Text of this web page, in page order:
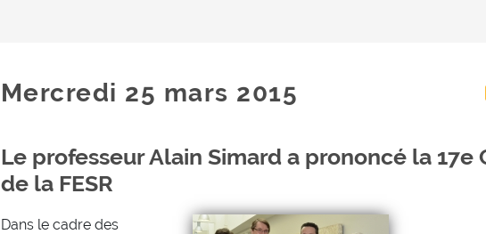
Mercredi 25 mars 2015
Le professeur Alain Simard a prononcé la 17e
de la FESR
Dans le cadre des